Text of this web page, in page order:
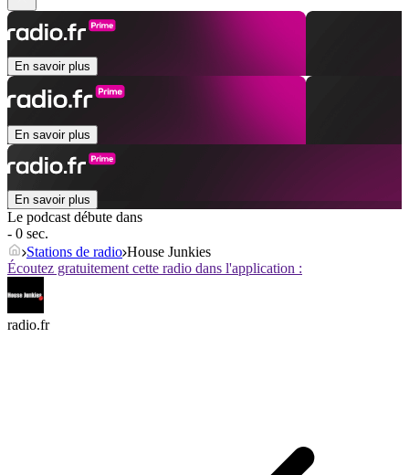
En savoir plus
En savoir plus
En savoir plus
Le podcast débute dans
- 0 sec.
Stations de radio House Junkies
Écoutez gratuitement cette radio dans l'application :
radio.fr